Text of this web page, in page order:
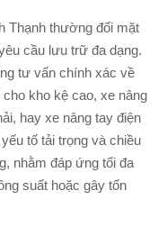
Thạnh thường đối mặt
cầu lưu trữ đa dạng.
tư vấn chính xác về
kho kệ cao, xe nâng
hay xe nâng tay điện
tố tải trọng và chiều
nhằm đáp ứng tối đa
suất hoặc gây tốn